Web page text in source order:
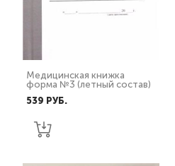
Медицинская книжка
форма №3 (летный состав)
539 PУБ.